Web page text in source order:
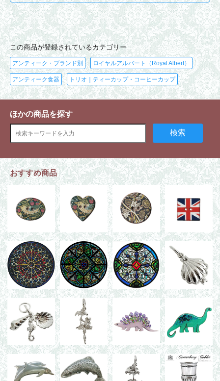
この商品が登録されているカテゴリー
アンティーク・ブランド別 ロイヤルアルバート（Royal Albert）
アンティーク食器 トリオ｜ティーカップ・コーヒーカップ
ほかの商品を探す
検索
おすすめ商品